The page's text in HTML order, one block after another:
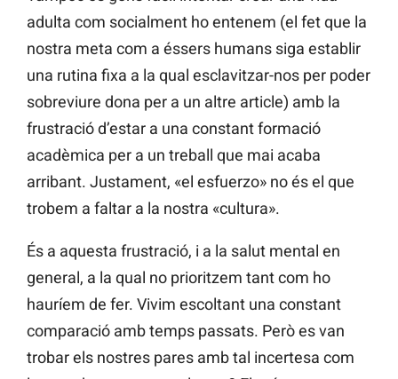
adulta com socialment ho entenem (el fet que la
nostra meta com a éssers humans siga establir
una rutina fixa a la qual esclavitzar-nos per poder
sobreviure dona per a un altre article) amb la
frustració d’estar a una constant formació
acadèmica per a un treball que mai acaba
arribant. Justament, «el esfuerzo» no és el que
trobem a faltar a la nostra «cultura».
És a aquesta frustració, i a la salut mental en
general, a la qual no prioritzem tant com ho
hauríem de fer. Vivim escoltant una constant
comparació amb temps passats. Però es van
trobar els nostres pares amb tal incertesa com